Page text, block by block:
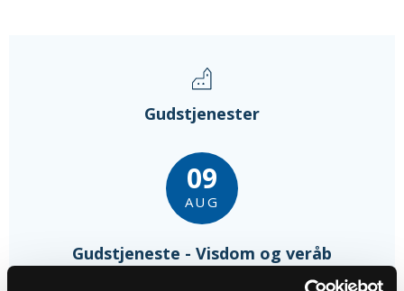
Gudstjenester
09
AUG
Gudstjeneste - Visdom og veråb